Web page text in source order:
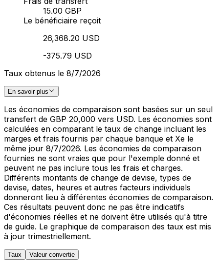
15.00 GBP
Le bénéficiaire reçoit
26,368.20 USD
-375.79 USD
Taux obtenus le 8/7/2026
En savoir plus
Les économies de comparaison sont basées sur un seul
transfert de GBP 20,000 vers USD. Les économies sont
calculées en comparant le taux de change incluant les
marges et frais fournis par chaque banque et Xe le
même jour 8/7/2026. Les économies de comparaison
fournies ne sont vraies que pour l'exemple donné et
peuvent ne pas inclure tous les frais et charges.
Différents montants de change de devise, types de
devise, dates, heures et autres facteurs individuels
donneront lieu à différentes économies de comparaison.
Ces résultats peuvent donc ne pas être indicatifs
d'économies réelles et ne doivent être utilisés qu'à titre
de guide. Le graphique de comparaison des taux est mis
à jour trimestriellement.
Taux Valeur convertie